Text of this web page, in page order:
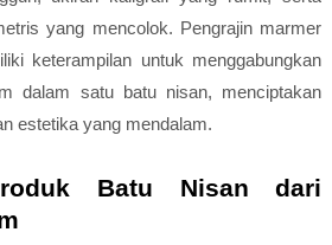
yang mencolok. Pengrajin marmer
keterampilan untuk menggabungkan
dalam satu batu nisan, menciptakan
estetika yang mendalam.
Batu Nisan dari